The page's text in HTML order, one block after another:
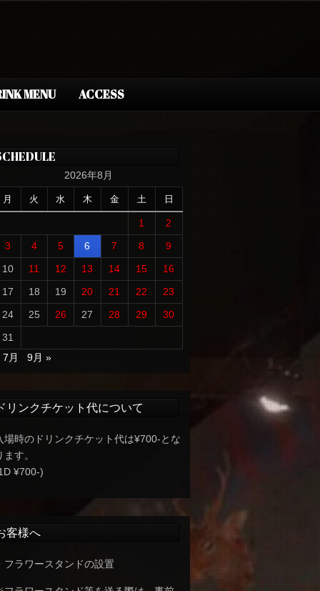
MENU ACCESS
2026年8月
月 火 水 木 金 土 日
1
2
3
4 5 6 7 8
9
10
11 12 13 14 15
16
17
18 19 20 21 22
23
24
25 26 27 28 29
30
31
7月
9月 »
リンクチケット代について
場時のドリンクチケット代は¥700-とな
ます。
¥700-)
客様へ
フラワースタンドの設置